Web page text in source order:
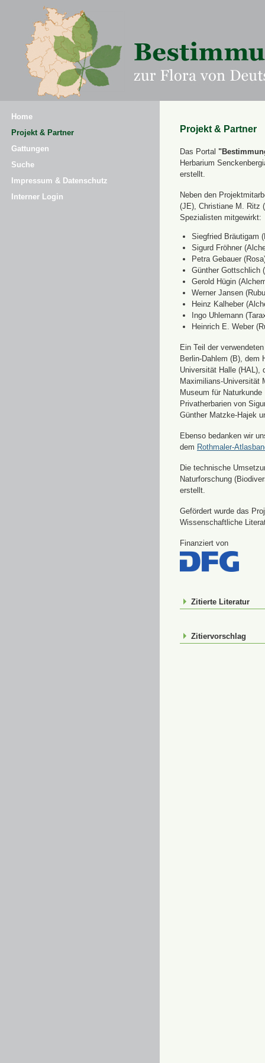
Home
Projekt & Partner
Gattungen
Suche
Impressum & Datenschutz
Interner Login
Projekt & Partner
Das Portal
Herbarium
erstellt.
Neben den
(JE), Christiane M. Ritz
Spezialisten mitgewirkt:
Siegfried Bräutigam
Sigurd Fröhner
Petra Gebauer
Günther Gottschlich
Gerold Hügin
Werner Jansen
Heinz Kalheber
Ingo Uhlemann
Heinrich E. Weber
Ein Teil der
Berlin-Dahlem (B), dem
Universität Halle (HAL),
Maximilians-Universität
Museum für
Privatherbarien von
Günther Matzke-Hajek
Ebenso bedanken wir
dem Rothmaler-
Die technische
Naturforschung
erstellt.
Gefördert wurde das
Wissenschaftliche
Finanziert von
Zitierte Literatur
Zitiervorschlag